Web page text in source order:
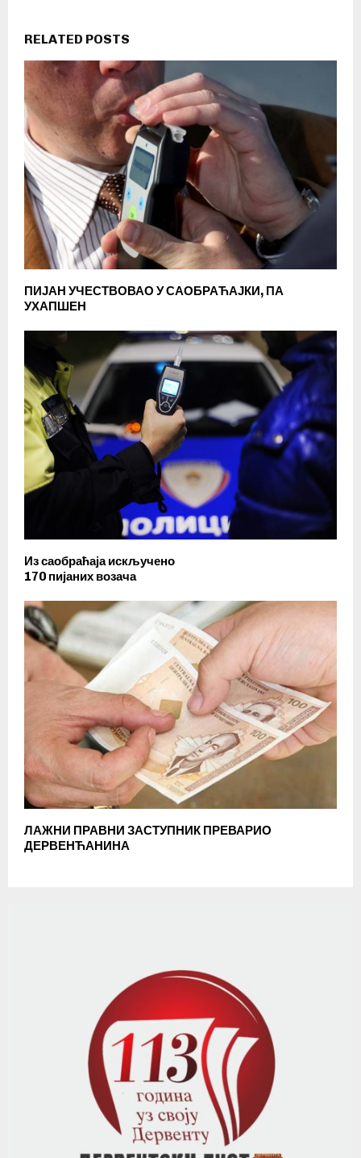
RELATED POSTS
ПИЈАН УЧЕСТВОВАО У САОБРАЋАЈКИ, ПА
УХАПШЕН
Из саобраћаја искључено
170 пијаних возача
ЛАЖНИ ПРАВНИ ЗАСТУПНИК ПРЕВАРИО
ДЕРВЕНЋАНИНА